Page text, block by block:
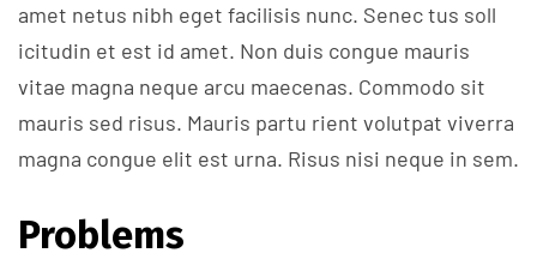
amet netus nibh eget facilisis nunc. Senec tus soll
icitudin et est id amet. Non duis congue mauris
vitae magna neque arcu maecenas. Commodo sit
mauris sed risus. Mauris partu rient volutpat viverra
magna congue elit est urna. Risus nisi neque in sem.
Problems